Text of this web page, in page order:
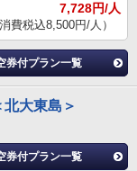
7,728円/人
消費税込8,500円/人）
券付プラン一覧
大東島＞
券付プラン一覧